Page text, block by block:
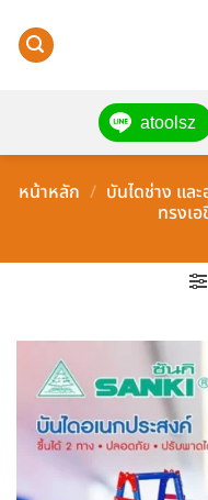
atoolsz
หน้าหลัก / บันไดช่าง แล
ทรงเ